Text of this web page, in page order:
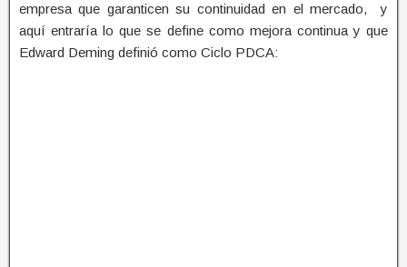
empresa que garanticen su continuidad en el mercado, y
aquí entraría lo que se define como mejora continua y que
Edward Deming definió como Ciclo PDCA: